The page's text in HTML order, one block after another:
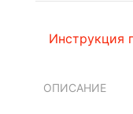
Инструкция
ОПИСАНИЕ